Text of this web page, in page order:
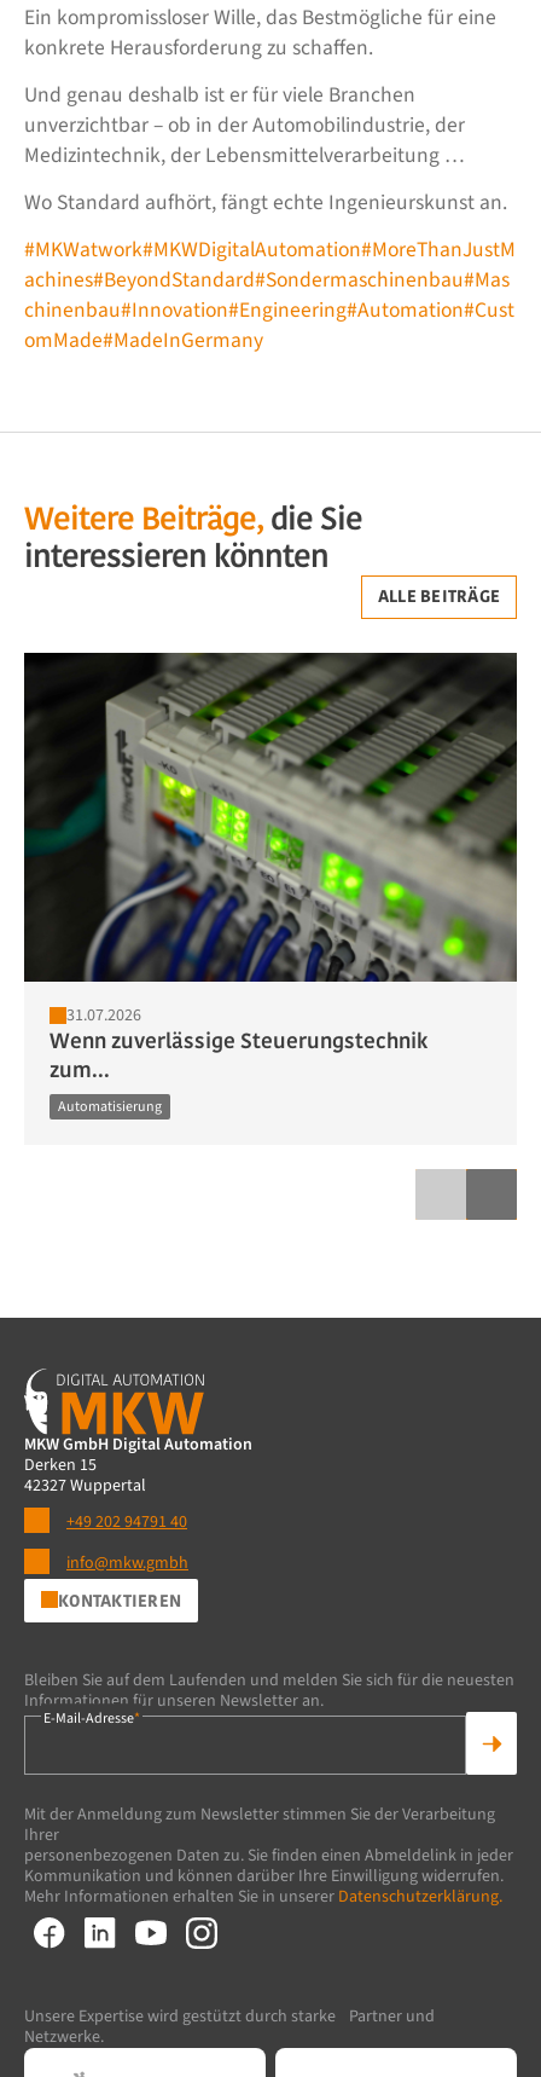
Ein kompromissloser Wille, das Bestmögliche für eine
konkrete Herausforderung zu schaffen.
Und genau deshalb ist er für viele Branchen
unverzichtbar – ob in der Automobilindustrie, der
Medizintechnik, der Lebensmittelverarbeitung …
Wo Standard aufhört, fängt echte Ingenieurskunst an.
#MKWatwork#MKWDigitalAutomation#MoreThanJustM
achines#BeyondStandard#Sondermaschinenbau#Mas
chinenbau#Innovation#Engineering#Automation#Cust
omMade#MadeInGermany
Weitere Beiträge, die Sie
interessieren könnten
ALLE BEITRÄGE
31.07.2026
Wenn zuverlässige Steuerungstechnik
zum...
Automatisierung
MKW GmbH Digital Automation
Derken 15
42327 Wuppertal
+49 202 94791 40
info@mkw.gmbh
KONTAKTIEREN
Bleiben Sie auf dem Laufenden und melden Sie sich für die neuesten
Informationen für unseren Newsletter an.
E-Mail-Adresse*
Mit der Anmeldung zum Newsletter stimmen Sie der Verarbeitung
Ihrer
personenbezogenen Daten zu. Sie finden einen Abmeldelink in jeder
Kommunikation und können darüber Ihre Einwilligung widerrufen.
Mehr Informationen erhalten Sie in unserer Datenschutzerklärung.
Unsere Expertise wird gestützt durch starke Partner und
Netzwerke.